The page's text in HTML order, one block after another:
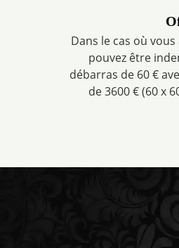
Dans le cas où
pouvez être
débarras de 60 €
de 3600 € (60 x